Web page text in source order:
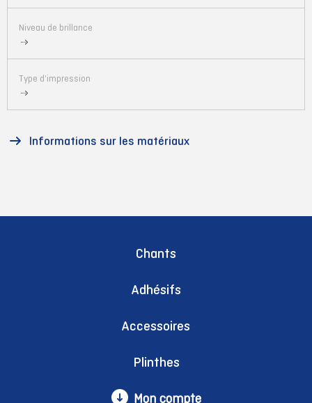
Niveau de brillance
Type d'impression
Informations sur les matériaux
Chants
Adhésifs
Accessoires
Plinthes
Mon compte